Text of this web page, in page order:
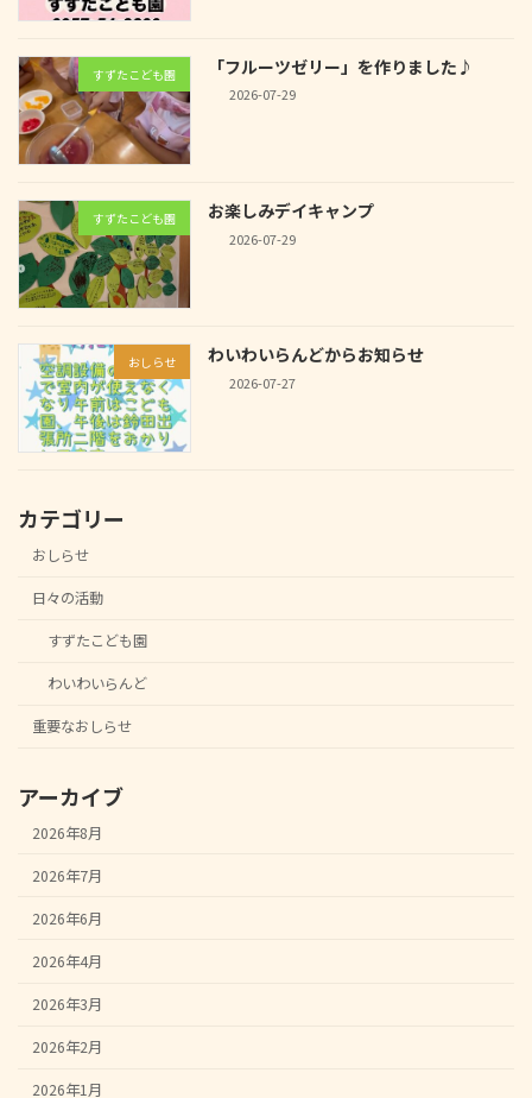
すずたこども園 「フルーツゼリー」を作りました♪
2026-07-29
すずたこども園 お楽しみデイキャンプ
2026-07-29
おしらせ わいわいらんどからお知らせ
2026-07-27
カテゴリー
おしらせ
日々の活動
すずたこども園
わいわいらんど
重要なおしらせ
アーカイブ
2026年8月
2026年7月
2026年6月
2026年4月
2026年3月
2026年2月
2026年1月